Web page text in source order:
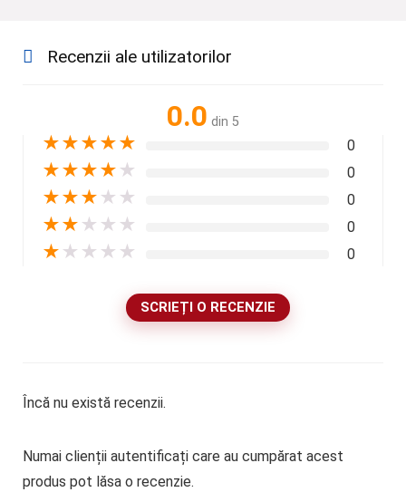
Recenzii ale utilizatorilor
0.0 din 5
★★★★★ 0
★★★★ ★ 0
★★★ ★ ★ 0
★★ ★ ★ ★ 0
★ ★ ★ ★ ★ 0
SCRIEȚI O RECENZIE
Încă nu există recenzii.
Numai clienții autentificați care au cumpărat acest
produs pot lăsa o recenzie.